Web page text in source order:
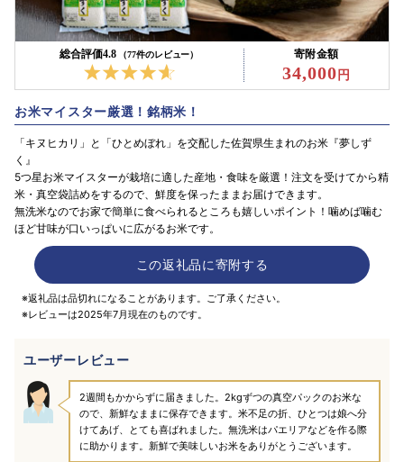
総合評価4.8 （77件のレビュー） 寄附金額
34,000
お米マイスター厳選！銘柄米！
「キヌヒカリ」と「ひとめぼれ」を交配した佐賀県生まれのお米『夢しず
く』
5つ星お米マイスターが栽培に適した産地・食味を厳選！注文を受けてから精
米・真空袋詰めをするので、鮮度を保ったままお届けできます。
無洗米なのでお家で簡単に食べられるところも嬉しいポイント！噛めば噛む
ほど甘味が口いっぱいに広がるお米です。
この返礼品に寄附する
※返礼品は品切れになることがあります。ご了承ください。
※レビューは2025年7月現在のものです。
ユーザーレビュー
2週間もかからずに届きました。2kgずつの真空パックのお米な
ので、新鮮なままに保存できます。米不足の折、ひとつは娘へ分
けてあげ、とても喜ばれました。無洗米はパエリアなどを作る際
に助かります。新鮮で美味しいお米をありがとうございます。